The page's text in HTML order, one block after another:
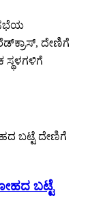
ದೇಣಿಗೆ
ಸ್ಥಳಗಳಿಗೆ
ಬಟ್ಟೆ